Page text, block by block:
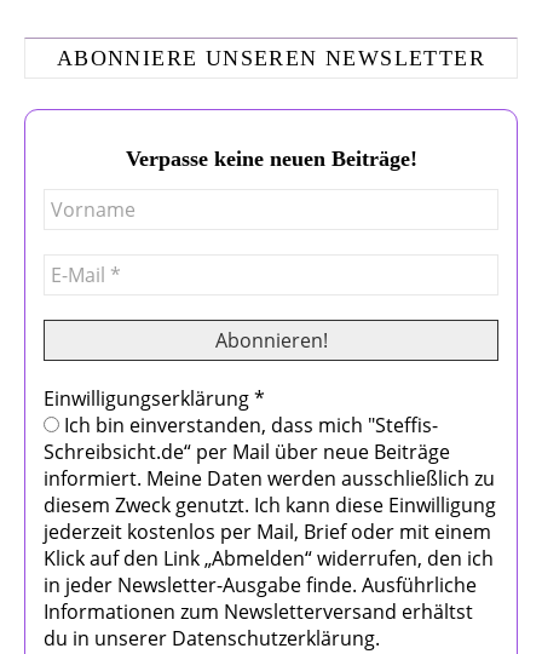
ABONNIERE UNSEREN NEWSLETTER
Verpasse keine neuen Beiträge!
Einwilligungserklärung*
Ich bin einverstanden, dass mich "Steffis-
Schreibsicht.de“ per Mail über neue Beiträge
informiert. Meine Daten werden ausschließlich zu
diesem Zweck genutzt. Ich kann diese Einwilligung
jederzeit kostenlos per Mail, Brief oder mit einem
Klick auf den Link „Abmelden“ widerrufen, den ich
in jeder Newsletter-Ausgabe finde. Ausführliche
Informationen zum Newsletterversand erhältst
du in unserer Datenschutzerklärung.